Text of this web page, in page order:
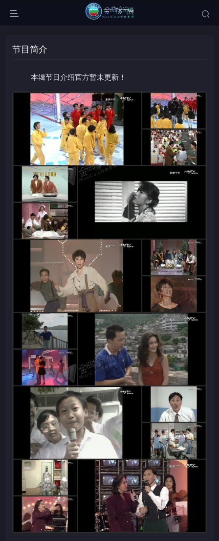
节目简介
本辑节目介绍官方暂未更新！